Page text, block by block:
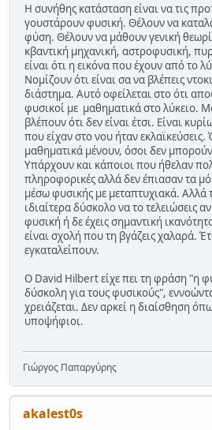
Η συνήθης κατάσταση είναι να τις
γουστάρουν φυσική. Θέλουν να
φύση. Θέλουν να μάθουν γενική
κβαντική μηχανική, αστροφυσική,
είναι ότι η εικόνα που έχουν από το
Νομίζουν ότι είναι σα να βλέπεις
διάστημα. Αυτό οφείλεται στο ότι
φυσικοί με μαθηματικά στο λύκειο.
βλέπουν ότι δεν είναι έτσι. Είναι
που είχαν στο νου ήταν
μαθηματικά μένουν, όσοι δεν
Υπάρχουν και κάποιοι που ήθελαν
πληροφορικές αλλά δεν έπιασαν τα
μέσω φυσικής με μεταπτυχιακά. Αλλά
ιδιαίτερα δύσκολο να το τελειώσεις
φυσική ή δε έχεις σημαντική
είναι σχολή που τη βγάζεις χαλαρά.
εγκαταλείπουν.
Ο David Hilbert είχε πει τη φράση "η
δύσκολη για τους φυσικούς",
χρειάζεται. Δεν αρκεί η διαίσθηση
υποψήφιοι.
Γιώργος Παπαργύρης
akalest0s